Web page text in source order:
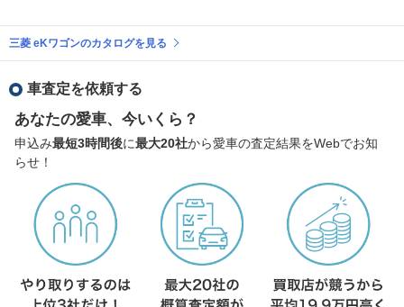
三菱 eKワゴンのカタログを見る
車査定を依頼する
あなたの愛車、今いくら？
申込み最短3時間後に最大20社から愛車の査定結果をWebでお知
らせ！